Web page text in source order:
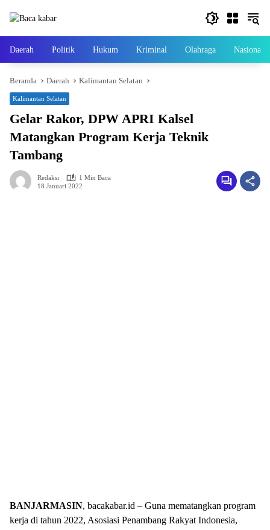
Daerah Politik Hukum Kriminal Olahraga Nasional
Beranda Daerah Kalimantan Selatan
Kalimantan Selatan
Gelar Rakor, DPW APRI Kalsel
Matangkan Program Kerja Teknik
Tambang
Redaksi
1 Min Baca
18 Januari 2022
BANJARMASIN, bacakabar.id – Guna mematangkan program
kerja di tahun 2022, Asosiasi Penambang Rakyat Indonesia,